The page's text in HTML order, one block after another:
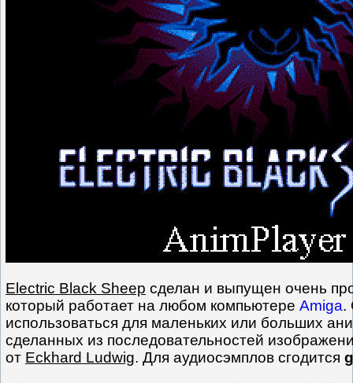
Electric Black Sheep сделан и выпущен очень
который работает на любом компьютере Amiga.
использоваться для маленьких или больших
сделанных из последовательностей
от Eckhard Ludwig. Для аудиосэмплов сгодится